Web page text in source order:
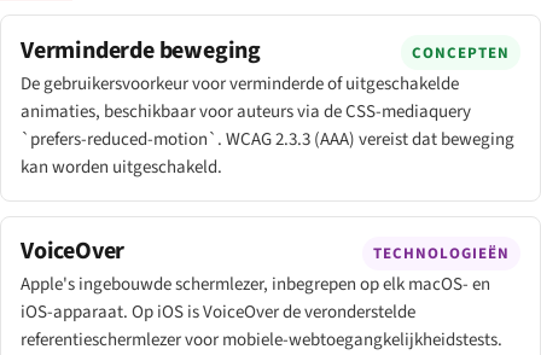
Verminderde beweging CONCEPTEN
De gebruikersvoorkeur voor verminderde of uitgeschakelde
animaties, beschikbaar voor auteurs via de CSS-mediaquery
`prefers-reduced-motion`. WCAG 2.3.3 (AAA) vereist dat beweging
kan worden uitgeschakeld.
VoiceOver TECHNOLOGIEËN
Apple's ingebouwde schermlezer, inbegrepen op elk macOS- en
iOS-apparaat. Op iOS is VoiceOver de veronderstelde
referentie­schermlezer voor mobiele-webtoegang­kelijkheids­tests.